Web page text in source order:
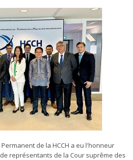
de la HCCH a eu l'honneur
représentants de la Cour suprême des